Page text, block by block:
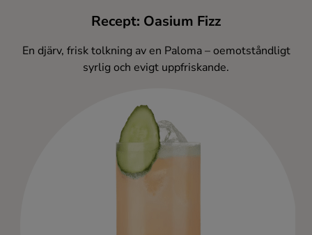
Recept: Oasium Fizz
En djärv, frisk tolkning av en Paloma – oemotståndligt
syrlig och evigt uppfriskande.